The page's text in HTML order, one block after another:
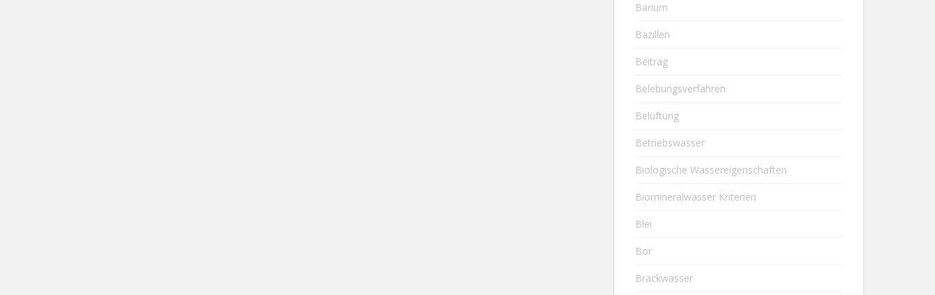
Barium
Bazillen
Beitrag
Belebungsverfahren
Belüftung
Betriebswasser
Biologische Wassereigenschaften
Biomineralwasser Kriterien
Blei
Bor
Brackwasser